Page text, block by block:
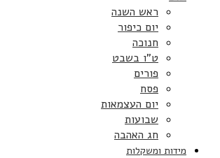
ראש השנה
יום כיפור
חנוכה
ט”ו בשבט
פורים
פסח
יום העצמאות
שבועות
חג האהבה
מידות ומשקלות